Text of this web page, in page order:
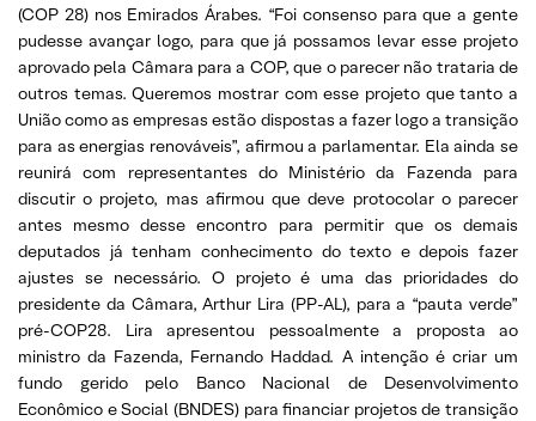
(COP 28) nos Emirados Árabes. “Foi consenso para que a gente
pudesse avançar logo, para que já possamos levar esse projeto
aprovado pela Câmara para a COP, que o parecer não trataria de
outros temas. Queremos mostrar com esse projeto que tanto a
União como as empresas estão dispostas a fazer logo a transição
para as energias renováveis”, afirmou a parlamentar. Ela ainda se
reunirá com representantes do Ministério da Fazenda para
discutir o projeto, mas afirmou que deve protocolar o parecer
antes mesmo desse encontro para permitir que os demais
deputados já tenham conhecimento do texto e depois fazer
ajustes se necessário. O projeto é uma das prioridades do
presidente da Câmara, Arthur Lira (PP-AL), para a “pauta verde”
pré-COP28. Lira apresentou pessoalmente a proposta ao
ministro da Fazenda, Fernando Haddad. A intenção é criar um
fundo gerido pelo Banco Nacional de Desenvolvimento
Econômico e Social (BNDES) para financiar projetos de transição